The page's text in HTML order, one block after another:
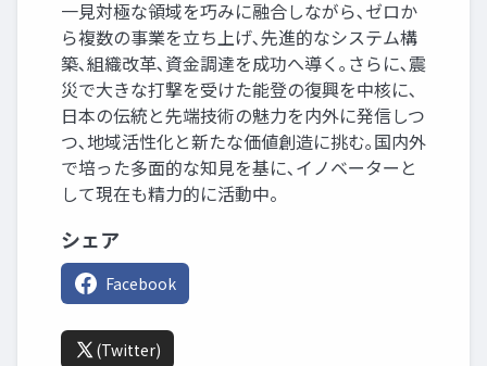
一見対極な領域を巧みに融合しながら､ゼロか
ら複数の事業を立ち上げ､先進的なシステム構
築､組織改革､資金調達を成功へ導く｡さらに､震
災で大きな打撃を受けた能登の復興を中核に､
日本の伝統と先端技術の魅力を内外に発信しつ
つ､地域活性化と新たな価値創造に挑む｡国内外
で培った多面的な知見を基に､イノベーターと
して現在も精力的に活動中。
シェア
Facebook
(Twitter)